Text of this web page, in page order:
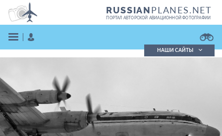
RUSSIANPLANES.NET
ПОРТАЛ АВТОРСКОЙ АВИАЦИОННОЙ ФОТОГРАФИИ
НАШИ САЙТЫ